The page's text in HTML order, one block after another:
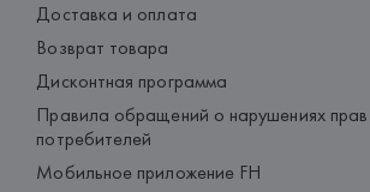
Доставка и оплата
Возврат товара
Дисконтная программа
Правила обращений о нарушениях прав
потребителей
Мобильное приложение FH